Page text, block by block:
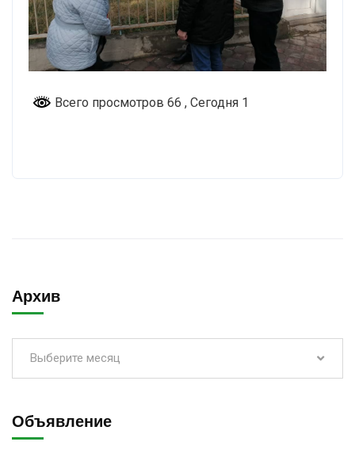
Всего просмотров 66 , Сегодня 1
Архив
Выберите месяц
Объявление